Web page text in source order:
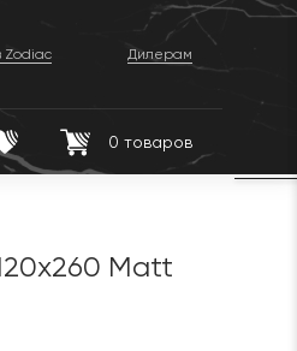
Zodiac Дилерам
0 товаров
Matt